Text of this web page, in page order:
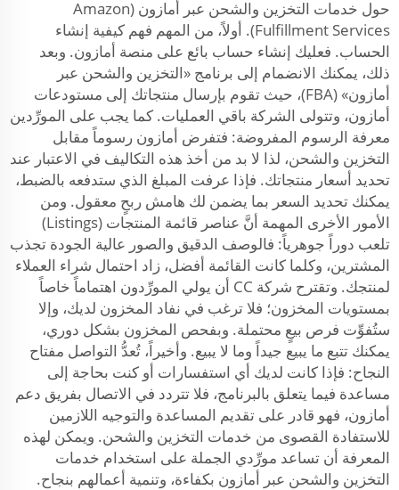
حول خدمات التخزين والشحن عبر أمازون (Amazon
Fulfillment Services). أولاً، من المهم فهم كيفية إنشاء
الحساب. فعليك إنشاء حساب بائع على منصة أمازون. وبعد
ذلك، يمكنك الانضمام إلى برنامج «التخزين والشحن عبر
أمازون» (FBA)، حيث تقوم بإرسال منتجاتك إلى مستودعات
أمازون، وتتولى الشركة باقي العمليات. كما يجب على المورِّدين
معرفة الرسوم المفروضة: فتفرض أمازون رسوماً مقابل
التخزين والشحن، لذا لا بد من أخذ هذه التكاليف في الاعتبار عند
تحديد أسعار منتجاتك. فإذا عرفت المبلغ الذي ستدفعه بالضبط،
يمكنك تحديد السعر بما يضمن لك هامش ربحٍ معقول. ومن
الأمور الأخرى المهمة أنَّ عناصر قائمة المنتجات (Listings)
تلعب دوراً جوهرياً: فالوصف الدقيق والصور عالية الجودة تجذب
المشترين، وكلما كانت القائمة أفضل، زاد احتمال شراء العملاء
لمنتجك. وتقترح شركة CC أن يولي المورِّدون اهتماماً خاصاً
بمستويات المخزون؛ فلا ترغب في نفاد المخزون لديك، وإلا
ستُفوِّت فرص بيعٍ محتملة. وبفحص المخزون بشكل دوري،
يمكنك تتبع ما يبيع جيداً وما لا يبيع. وأخيراً، تُعدُّ التواصل مفتاح
النجاح: فإذا كانت لديك أي استفسارات أو كنت بحاجة إلى
مساعدة فيما يتعلق بالبرنامج، فلا تتردد في الاتصال بفريق دعم
أمازون، فهو قادر على تقديم المساعدة والتوجيه اللازمين
للاستفادة القصوى من خدمات التخزين والشحن. ويمكن لهذه
المعرفة أن تساعد مورِّدي الجملة على استخدام خدمات
التخزين والشحن عبر أمازون بكفاءة، وتنمية أعمالهم بنجاح.